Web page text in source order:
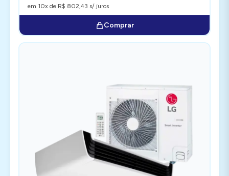
em 10x de R$ 802,43 s/ juros
Comprar